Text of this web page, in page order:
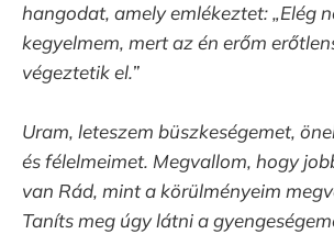
hangodat, amely emlékeztet: „Elég
kegyelmem, mert az én erőm
végeztetik el.”
Uram, leteszem büszkeségemet,
és félelmeimet. Megvallom, hogy
van Rád, mint a körülményeim
Taníts meg úgy látni a